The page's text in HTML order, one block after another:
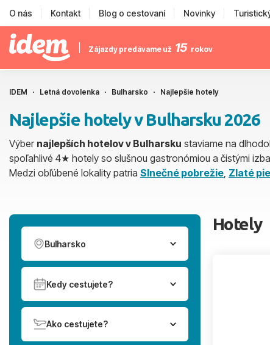
O nás Kontakt Blog o cestovaní Novinky
Zájazdy predávame už 15 rokov
IDEM Letná dovolenka Bulharsko Najlepšie hotely
Najlepšie hotely v Bulharsku 2026
Výber najlepších hotelov v Bulharsku staviame na
spoľahlivé 4★ hotely so slušnou gastronómiou a čistými
Medzi obľúbené lokality patria Slnečné pobrežie, Zlaté
Bulharsko
Kedy cestujete?
Ako cestujete?
Hotely